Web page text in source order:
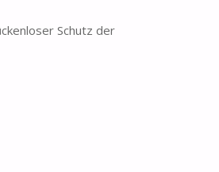
Schutz der